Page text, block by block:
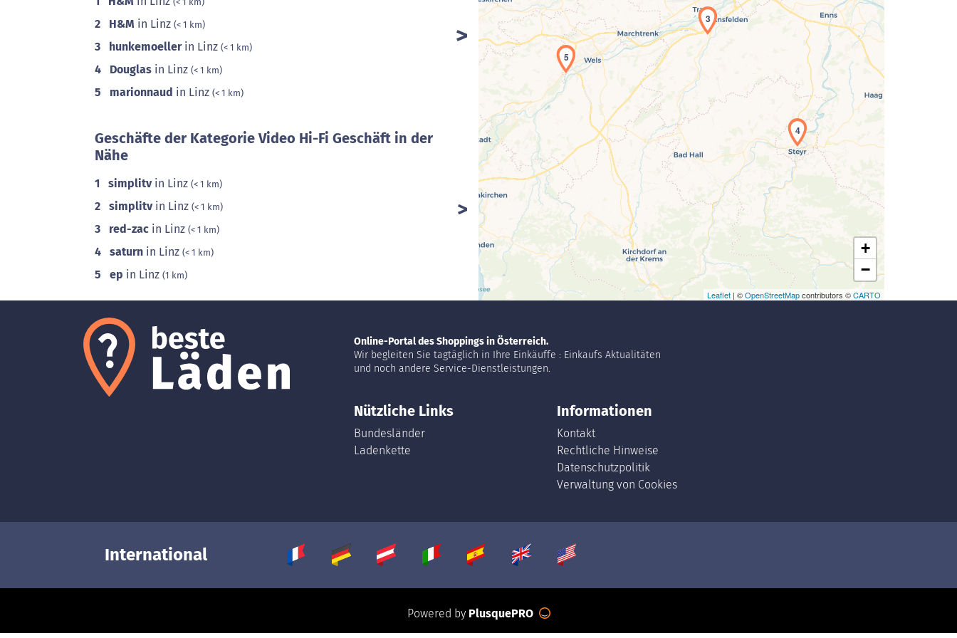
2 H&M in Linz (< 1 km)
3 hunkemoellerin Linz (< 1 km)
4 Douglas in Linz (< 1 km)
5 marionnaud in Linz (< 1 km)
Geschäfte der Kategorie Video Hi-Fi Geschäft in der
Nähe
1 simplitvin Linz (< 1 km)
2 simplitvin Linz (< 1 km)
3 red-zac in Linz (< 1 km)
4 saturn in Linz (< 1 km)
5 ep in Linz (1 km)
Laden der Karte...
3
4
5
+
−
Leaflet | ©OpenStreetMapcontributors ©CARTO
Online-Portal des Shoppings in Österreich.
Wir begleiten Sie tagtäglich in Ihre Einkäuffe : Einkaufs Aktualitäten
und noch andere Service-Dienstleistungen.
Nützliche Links
Bundesländer
Ladenkette
Informationen
Kontakt
Rechtliche Hinweise
Datenschutzpolitik
Verwaltung von Cookies
International
Powered by PlusquePRO